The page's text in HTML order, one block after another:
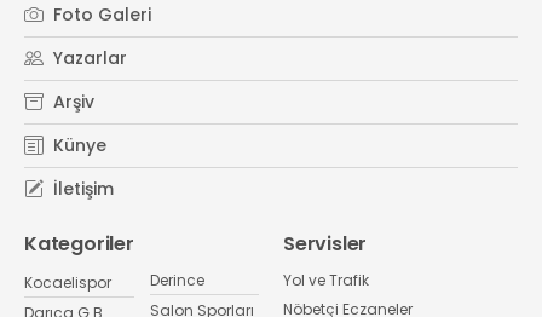
Foto Galeri
Yazarlar
Arşiv
Künye
İletişim
Kategoriler
Kocaelispor
Darıca G.B.
Derince
Salon Sporları
Servisler
Yol ve Trafik
Nöbetçi Eczaneler